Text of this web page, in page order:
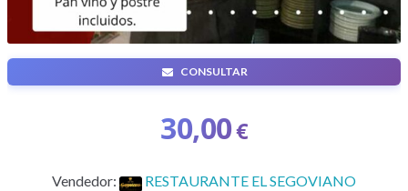
ESPECIALIDAD DE LA CASA
30,00€
CONSULTAR
Vendedor: RESTAURANTE EL SEGOVIANO